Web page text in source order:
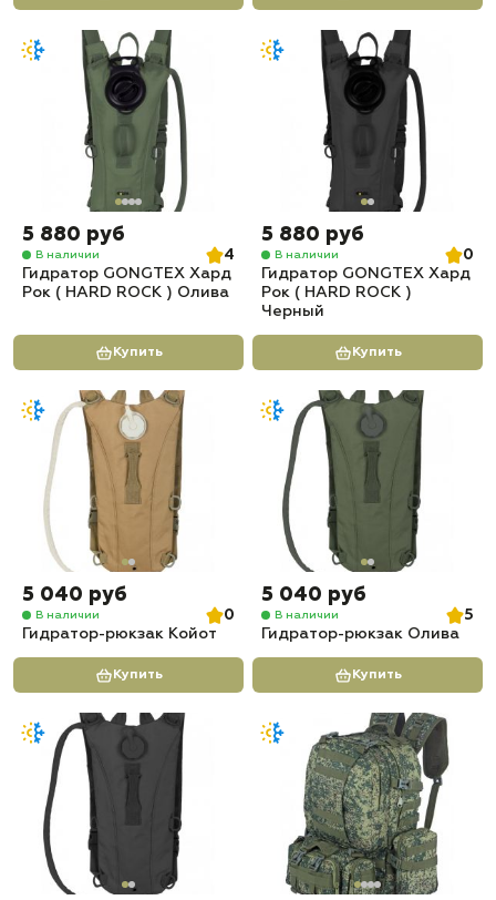
5 880 руб
В наличии
4
Гидратор GONGTEX Хард
Рок ( HARD ROCK ) Олива
Купить
5 880 руб
В наличии
0
Гидратор GONGTEX Хард
Рок ( HARD ROCK )
Черный
Купить
5 040 руб
В наличии
0
Гидратор-рюкзак Койот
Купить
5 040 руб
В наличии
5
Гидратор-рюкзак Олива
Купить